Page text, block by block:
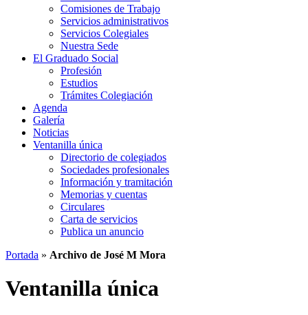
Comisiones de Trabajo
Servicios administrativos
Servicios Colegiales
Nuestra Sede
El Graduado Social
Profesión
Estudios
Trámites Colegiación
Agenda
Galería
Noticias
Ventanilla única
Directorio de colegiados
Sociedades profesionales
Información y tramitación
Memorias y cuentas
Circulares
Carta de servicios
Publica un anuncio
Portada » Archivo de José M Mora
Ventanilla única